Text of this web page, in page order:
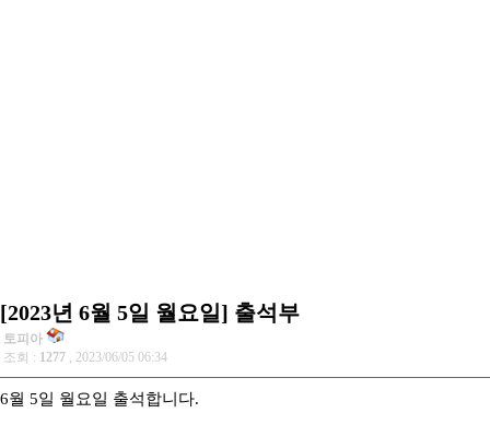
[2023년 6월 5일 월요일] 출석부
토피아
조회 : 1277 , 2023/06/05 06:34
6월 5일 월요일 출석합니다.